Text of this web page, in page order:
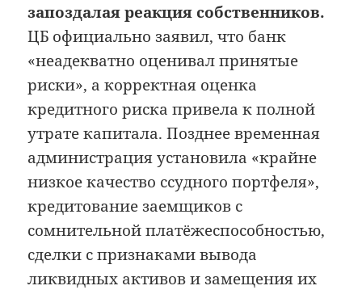
запоздалая реакция собственников.
ЦБ официально заявил, что банк
«неадекватно оценивал принятые
риски», а корректная оценка
кредитного риска привела к полной
утрате капитала. Позднее временная
администрация установила «крайне
низкое качество ссудного портфеля»,
кредитование заемщиков с
сомнительной платёжеспособностью,
сделки с признаками вывода
ликвидных активов и замещения их